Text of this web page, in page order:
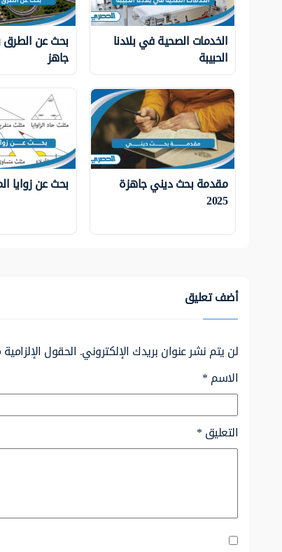
الخدمات الصحية في بلادنا
الحبيبة
بحث عن الطرق
جاهز
مقدمة بحث ديني جاهزة
2025
بحث عن زوايا
أضف تعليق
لن يتم نشر عنوان بريدك الإلكتروني. الحقول
الاسم*
التعليق*